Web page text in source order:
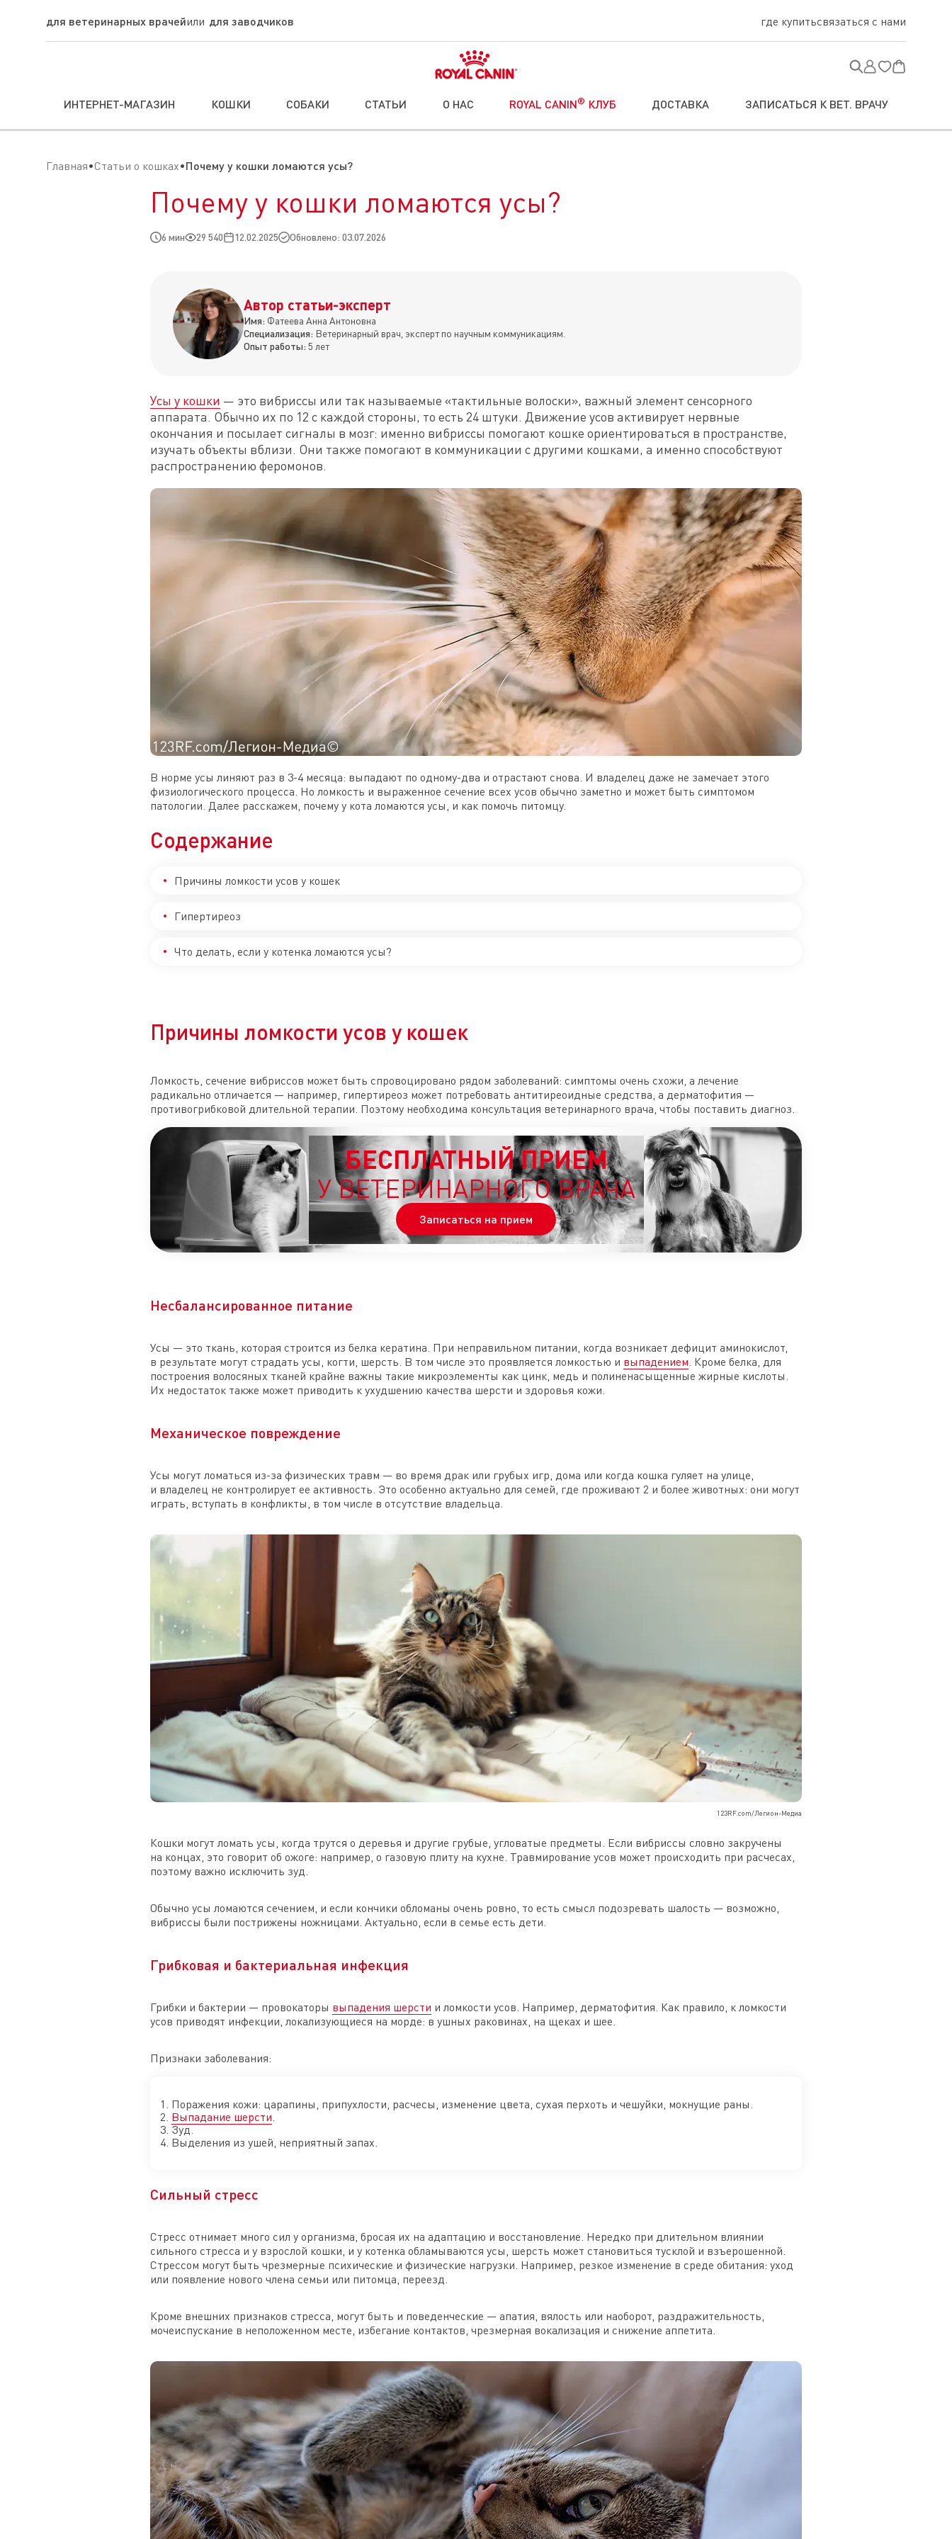
для ветеринарных врачей для заводчиков где купитьсвязаться с нами
ИНТЕРНЕТ-МАГАЗИН КОШКИ СОБАКИ СТАТЬИ О НАС ROYAL CANIN® КЛУБ ДОСТАВКА ЗАПИСАТЬСЯ К ВЕТ. ВРАЧУ
Главная Статьи о кошках Почему у кошки ломаются усы?
Почему у кошки ломаются усы?
6 мин 29 540 12.02.2025 Обновлено: 03.07.2026
Автор статьи-эксперт
Имя: Фатеева Анна Антоновна
Специализация: Ветеринарный врач, эксперт по научным коммуникациям.
Опыт работы: 5 лет
Усы у кошки — это вибриссы или так называемые «тактильные волоски», важный элемент сенсорного
аппарата. Обычно их по 12 с каждой стороны, то есть 24 штуки. Движение усов активирует нервные
окончания и посылает сигналы в мозг: именно вибриссы помогают кошке ориентироваться в пространстве,
изучать объекты вблизи. Они также помогают в коммуникации с другими кошками, а именно способствуют
распространению феромонов.
В норме усы линяют раз в 3-4 месяца: выпадают по одному-два и отрастают снова. И владелец даже не замечает этого
физиологического процесса. Но ломкость и выраженное сечение всех усов обычно заметно и может быть симптомом
патологии. Далее расскажем, почему у кота ломаются усы, и как помочь питомцу.
Содержание
Причины ломкости усов у кошек
Гипертиреоз
Что делать, если у котенка ломаются усы?
Причины ломкости усов у кошек
Ломкость, сечение вибриссов может быть спровоцировано рядом заболеваний: симптомы очень схожи, а лечение
радикально отличается — например, гипертиреоз может потребовать антитиреоидные средства, а дерматофития —
противогрибковой длительной терапии. Поэтому необходима консультация ветеринарного врача, чтобы поставить диагноз.
БЕСПЛАТНЫЙ ПРИЕМ
У ВЕТЕРИНАРНОГО ВРАЧА
Записаться на прием
Несбалансированное питание
Усы — это ткань, которая строится из белка кератина. При неправильном питании, когда возникает дефицит аминокислот,
в результате могут страдать усы, когти, шерсть. В том числе это проявляется ломкостью и выпадением . Кроме белка, для
построения волосяных тканей крайне важны такие микроэлементы как цинк, медь и полиненасыщенные жирные кислоты.
Их недостаток также может приводить к ухудшению качества шерсти и здоровья кожи.
Механическое повреждение
Усы могут ломаться из-за физических травм — во время драк или грубых игр, дома или когда кошка гуляет на улице,
и владелец не контролирует ее активность. Это особенно актуально для семей, где проживают 2 и более животных: они могут
играть, вступать в конфликты, в том числе в отсутствие владельца.
123RF.com/Легион-Медиа
Кошки могут ломать усы, когда трутся о деревья и другие грубые, угловатые предметы. Если вибриссы словно закручены
на концах, это говорит об ожоге: например, о газовую плиту на кухне. Травмирование усов может происходить при расчесах,
поэтому важно исключить зуд.
Обычно усы ломаются сечением, и если кончики обломаны очень ровно, то есть смысл подозревать шалость — возможно,
вибриссы были пострижены ножницами. Актуально, если в семье есть дети.
Грибковая и бактериальная инфекция
Грибки и бактерии — провокаторы выпадения шерсти и ломкости усов. Например, дерматофития. Как правило, к ломкости
усов приводят инфекции, локализующиеся на морде: в ушных раковинах, на щеках и шее.
Признаки заболевания:
Поражения кожи: царапины, припухлости, расчесы, изменение цвета, сухая перхоть и чешуйки, мокнущие раны.
Выпадание шерсти
Зуд.
Выделения из ушей, неприятный запах.
Сильный стресс
Стресс отнимает много сил у организма, бросая их на адаптацию и восстановление. Нередко при длительном влиянии
сильного стресса и у взрослой кошки, и у котенка обламываются усы, шерсть может становиться тусклой и взъерошенной.
Стрессом могут быть чрезмерные психические и физические нагрузки. Например, резкое изменение в среде обитания: уход
или появление нового члена семьи или питомца, переезд.
Кроме внешних признаков стресса, могут быть и поведенческие — апатия, вялость или наоборот, раздражительность,
мочеиспускание в неположенном месте, избегание контактов, чрезмерная вокализация и снижение аппетита.